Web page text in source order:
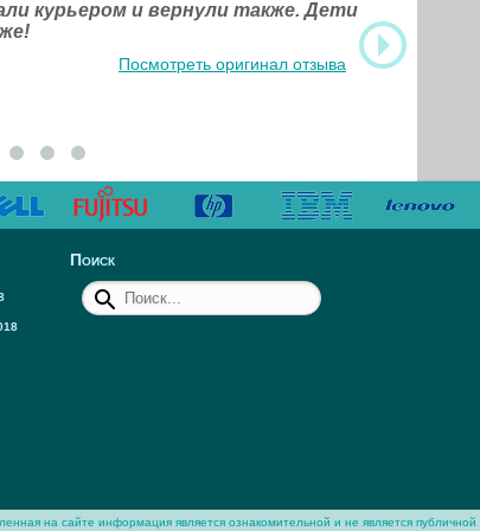
курьером и вернули также. Дети
Посмотреть оригинал отзыва
Поиск
на сайте информация является ознакомительной и не является